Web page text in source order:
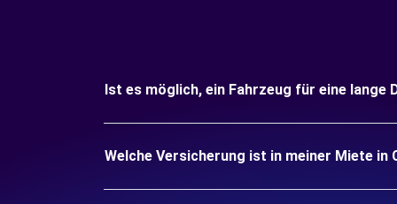
Ist es möglich, ein Fahrzeug für eine lange
Welche Versicherung ist in meiner Miete in